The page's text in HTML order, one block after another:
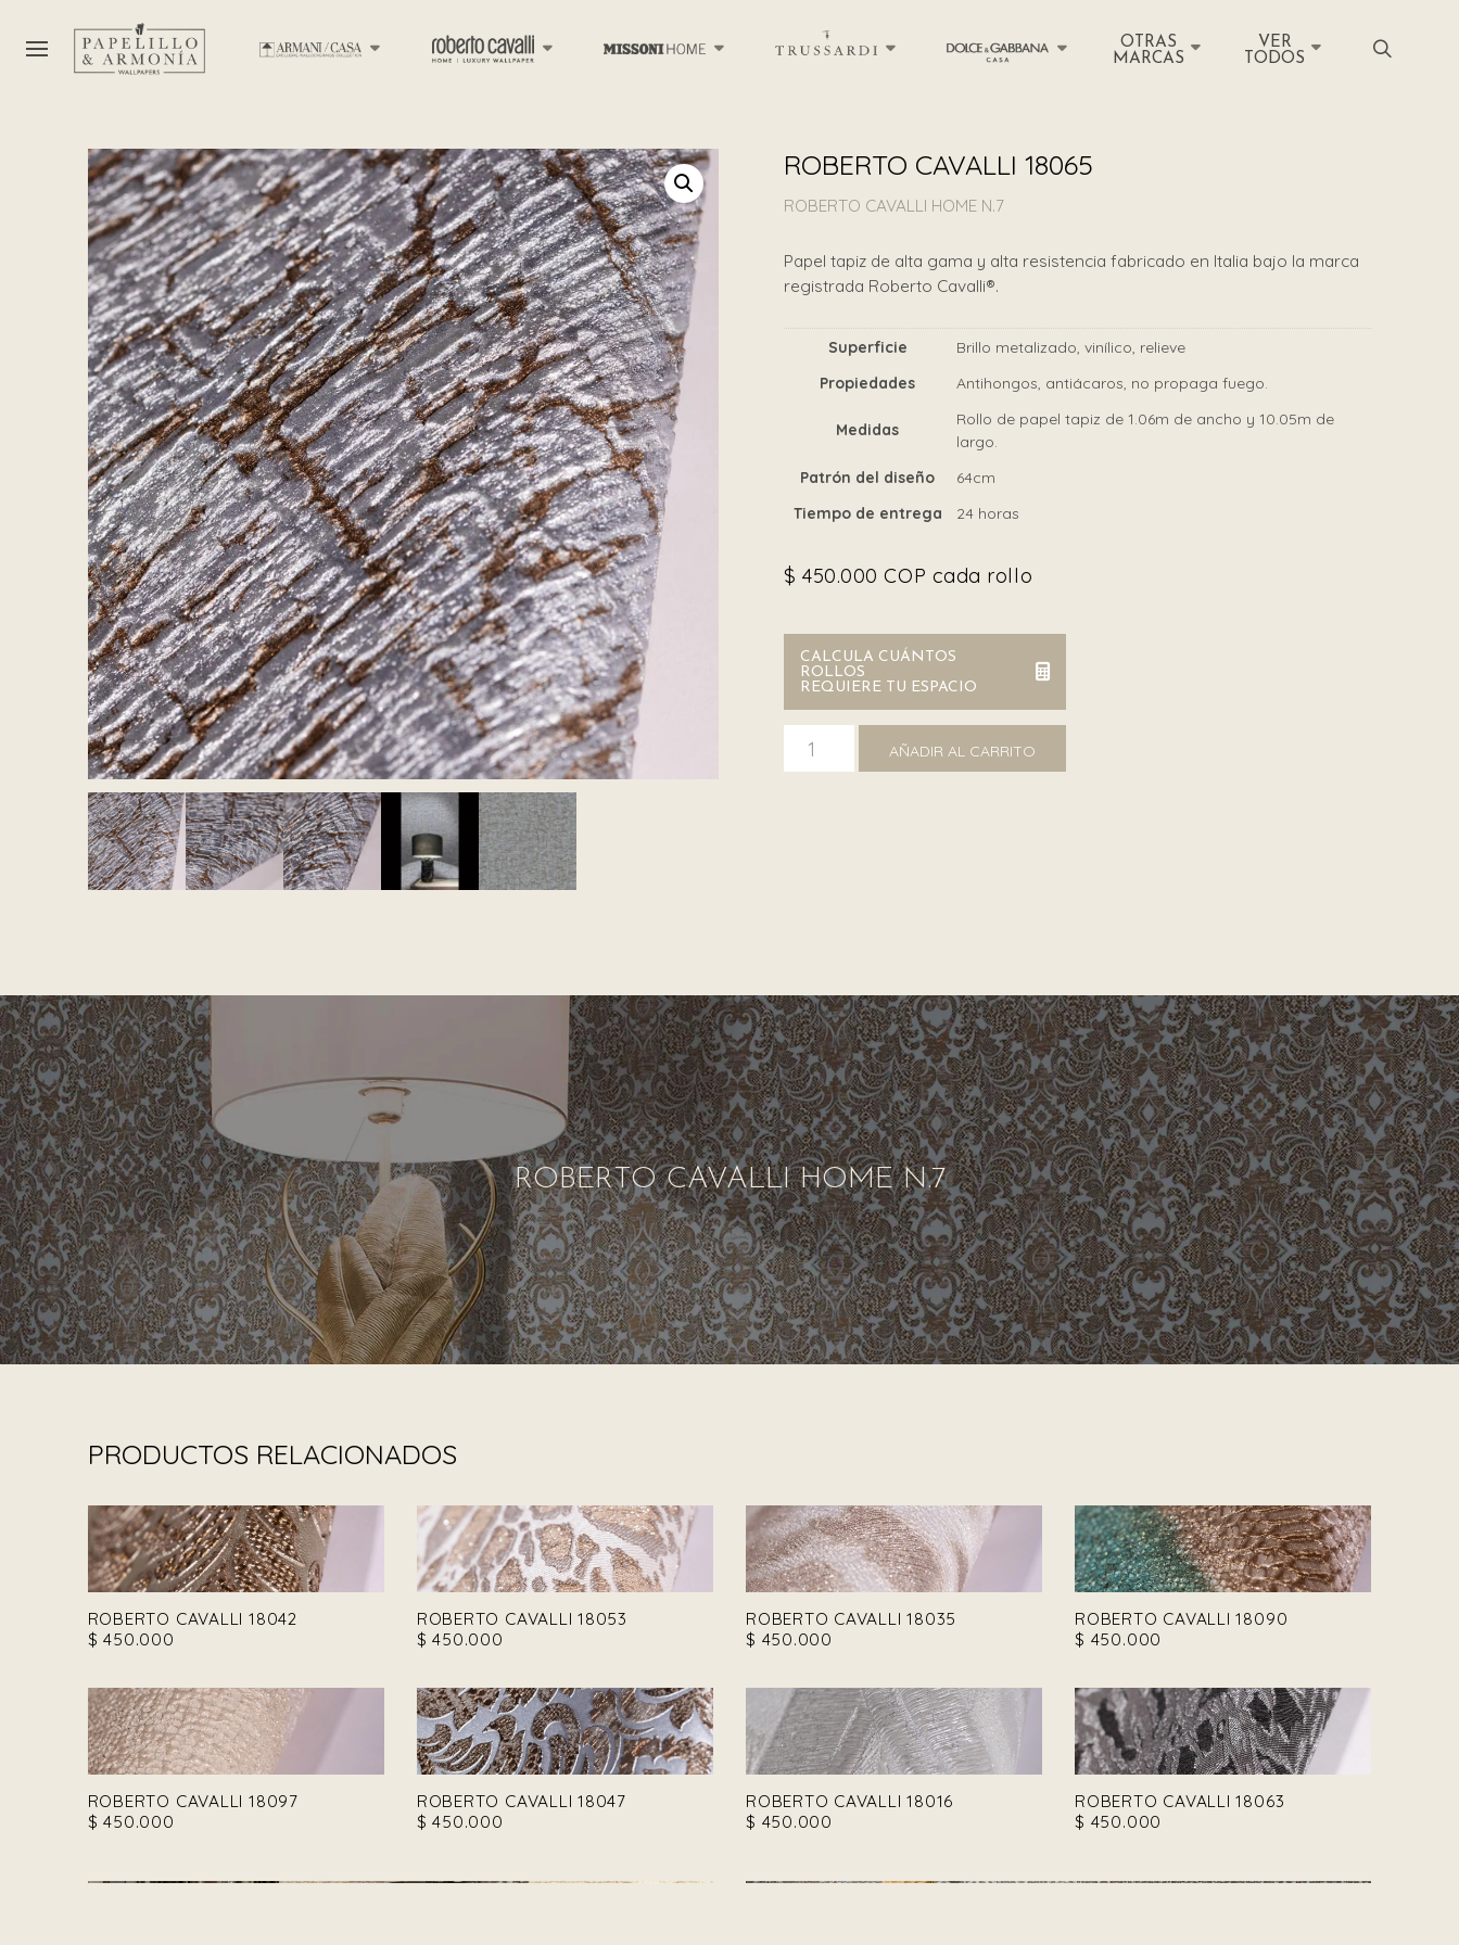
OTRAS
MARCAS
VER
TODOS
ROBERTO CAVALLI 18065
ROBERTO CAVALLI HOME N.7
Papel tapiz de alta gama y alta resistencia fabricado en Italia bajo la marca
registrada Roberto Cavalli®.
Superficie
Brillo metalizado, vinílico, relieve
Propiedades
Antihongos, antiácaros, no propaga fuego.
Medidas
Rollo de papel tapiz de 1.06m de ancho y 10.05m de
largo.
Patrón del diseño
64cm
Tiempo de entrega
24 horas
$ 450.000 COP cada rollo
CALCULA CUÁNTOS
ROLLOS
REQUIERE TU ESPACIO
AÑADIR AL CARRITO
ROBERTO CAVALLI HOME N.7
PRODUCTOS RELACIONADOS
ROBERTO CAVALLI 18042
$ 450.000
ROBERTO CAVALLI 18053
$ 450.000
ROBERTO CAVALLI 18035
$ 450.000
ROBERTO CAVALLI 18090
$ 450.000
ROBERTO CAVALLI 18097
$ 450.000
ROBERTO CAVALLI 18047
$ 450.000
ROBERTO CAVALLI 18016
$ 450.000
ROBERTO CAVALLI 18063
$ 450.000